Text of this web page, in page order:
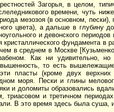
Загорья, в целом,
времени, чуть
мезозоя (в основном,
цвета), а дальше в глубину
и девонского
фундамента в
в среднем в Москве
Как ни удивительно,
то есть
пласты (кроме двух верхних
моря. Пески и глины
и доломиты образовались
триасовом и третичном
В это время здесь была